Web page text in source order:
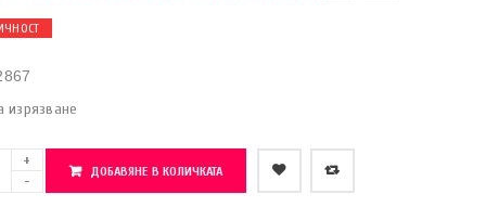
изрязване
ДОБАВЯНЕ В КОЛИЧКАТА